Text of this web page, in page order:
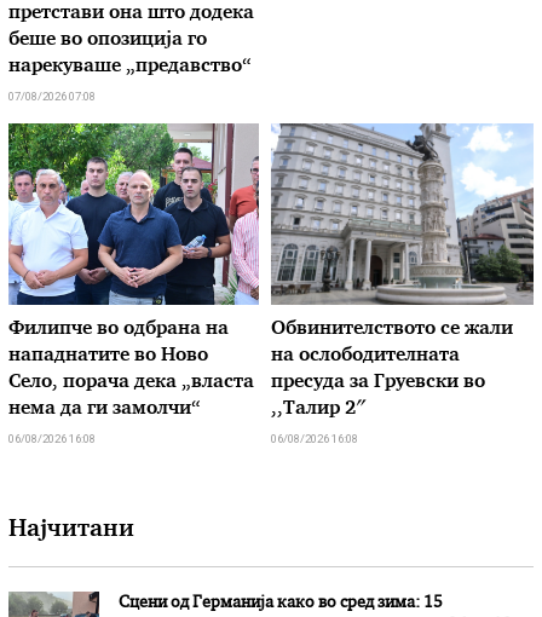
претстави она што додека
беше во опозиција го
нарекуваше „предавство“
07/08/2026 07:08
Филипче во одбрана на
нападнатите во Ново
Село, порача дека „власта
нема да ги замолчи“
06/08/2026 16:08
Обвинителството се жали
на ослободителната
пресуда за Груевски во
,,Талир 2″
06/08/2026 16:08
Најчитани
Сцени од Германија како во сред зима: 15